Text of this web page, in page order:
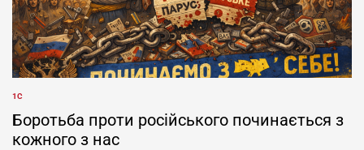
POSTED
IN
1С
Боротьба проти російського починається з
кожного з нас